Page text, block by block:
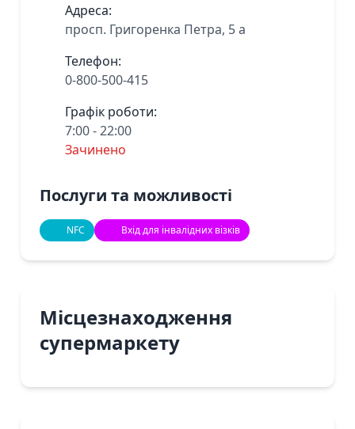
Адреса:
просп. Григоренка Петра, 5 а
Телефон:
0-800-500-415
Графік роботи:
7:00 - 22:00
Зачинено
Послуги та можливості
NFC Вхід для інвалідних візків
Місцезнаходження
супермаркету